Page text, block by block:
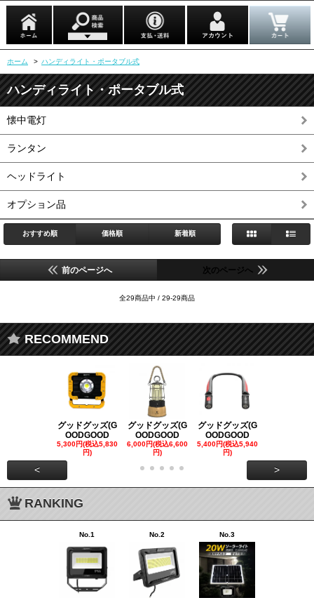
ホーム > ハンディライト・ポータブル式
ハンディライト・ポータブル式
懐中電灯
ランタン
ヘッドライト
オプション品
おすすめ順 価格順 新着順
前のページへ 次のページへ
全29商品中 / 29-29商品
RECOMMEND
グッドグッズ(G
OODGOOD
5,300円(税込5,830
円)
グッドグッズ(G
OODGOOD
6,000円(税込6,600
円)
グッドグッズ(G
OODGOOD
5,400円(税込5,940
円)
< >
RANKING
No.1 No.2 No.3